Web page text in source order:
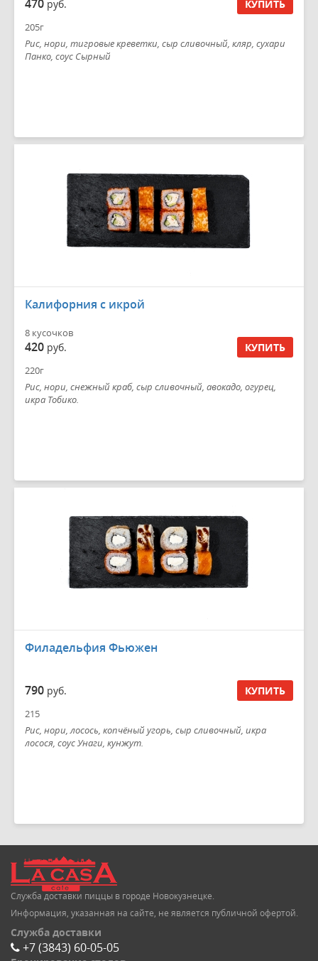
470 руб. КУПИТЬ
205г
Рис, нори, тигровые креветки, сыр сливочный, кляр, сухари
Панко, соус Сырный
Калифорния с икрой
8 кусочков
420 руб. КУПИТЬ
220г
Рис, нори, снежный краб, сыр сливочный, авокадо, огурец,
икра Тобико.
Филадельфия Фьюжен
790 руб. КУПИТЬ
215
Рис, нори, лосось, копчёный угорь, сыр сливочный, икра
лосося, соус Унаги, кунжут.
Служба доставки пиццы в городе Новокузнецке.
Информация, указанная на сайте, не является публичной офертой.
Служба доставки
+7 (3843) 60-05-05